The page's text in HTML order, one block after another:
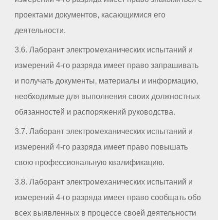
проектами документов, касающимися его
деятельности.
3.6. Лаборант электромеханических испытаний и
измерений 4-го разряда имеет право запрашивать
и получать документы, материалы и информацию,
необходимые для выполнения своих должностных
обязанностей и распоряжений руководства.
3.7. Лаборант электромеханических испытаний и
измерений 4-го разряда имеет право повышать
свою профессиональную квалификацию.
3.8. Лаборант электромеханических испытаний и
измерений 4-го разряда имеет право сообщать обо
всех выявленных в процессе своей деятельности